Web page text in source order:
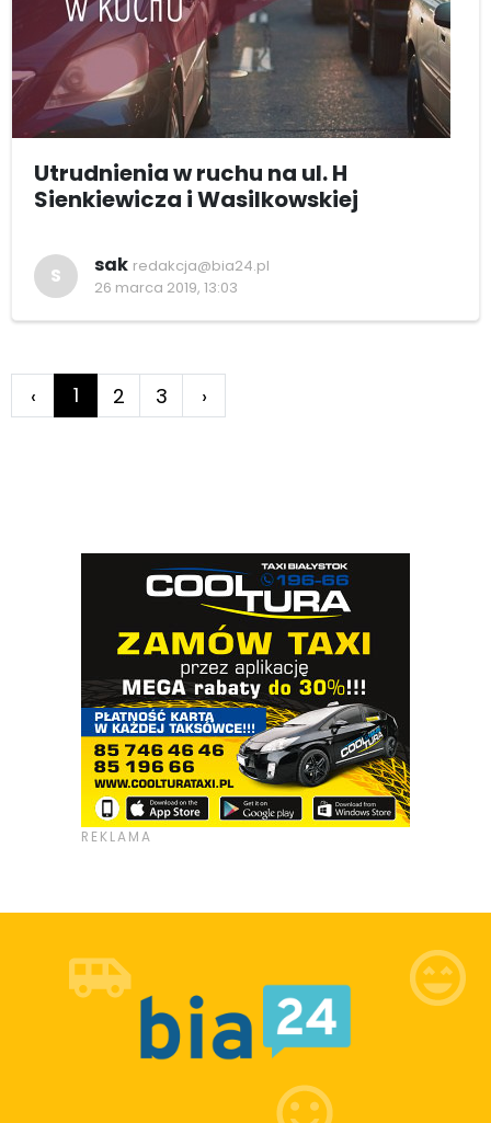
Utrudnienia w ruchu na ul. H
Sienkiewicza i Wasilkowskiej
S sak redakcja@bia24.pl
26 marca 2019, 13:03
‹ 1 2 3 ›